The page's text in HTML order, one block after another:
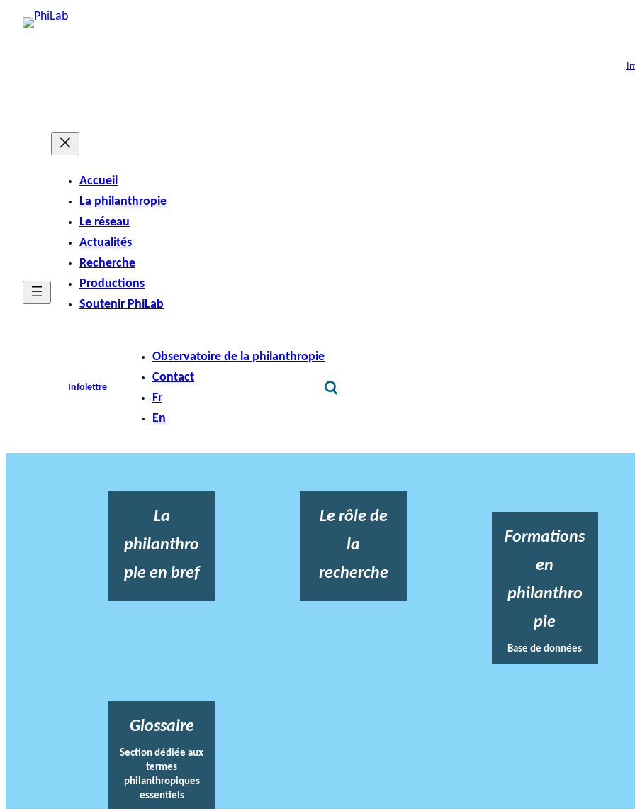
Accueil
La philanthropie
Le réseau
Actualités
Recherche
Productions
Soutenir PhiLab
Infolettre
Observatoire de la philanthropie
Contact
Fr
En
La
philanthro
pie en bref
Le rôle de
la
recherche
Formations
en
philanthro
pie
Base de données
Glossaire
Section dédiée aux
termes
philanthropiques
essentiels